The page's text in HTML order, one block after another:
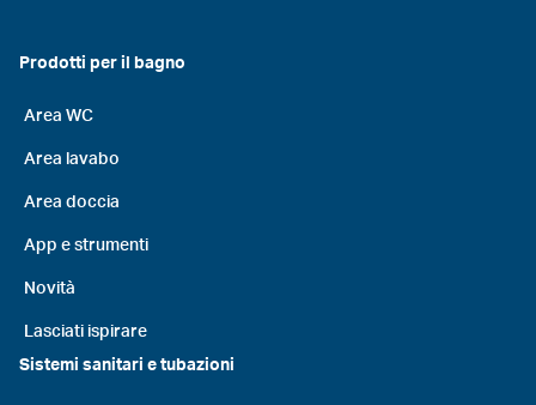
Prodotti per il bagno
Area WC
Area lavabo
Area doccia
App e strumenti
Novità
Lasciati ispirare
Sistemi sanitari e tubazioni